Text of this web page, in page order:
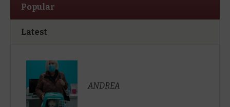
Popular
Latest
ANDREA